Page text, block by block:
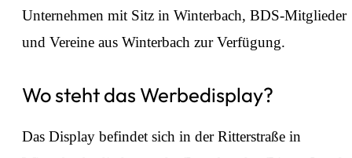
Unternehmen mit Sitz in Winterbach, BDS-Mitglieder
und Vereine aus Winterbach zur Verfügung.
Wo steht das Werbedisplay?
Das Display befindet sich in der Ritterstraße in